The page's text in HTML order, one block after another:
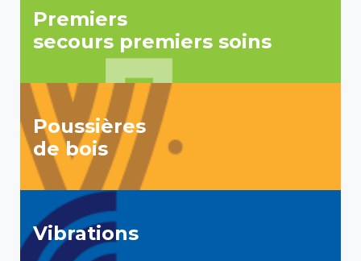
Premiers
secours premiers soins
Poussières
de bois
Vibrations